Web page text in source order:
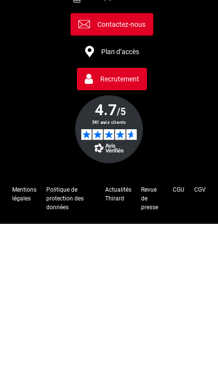
Contactez-nous
Plan d’accès
Recrutement
Mentions
légales
Politique de
protection des
données
Actualités
Thirard
Revue
de
presse
CGU CGV